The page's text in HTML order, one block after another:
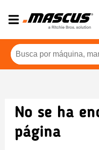
No se ha
página